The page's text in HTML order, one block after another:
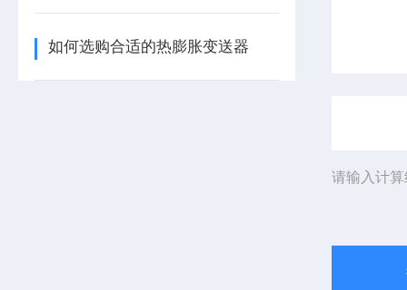
如何选购合适的热膨胀变送器
请输入计